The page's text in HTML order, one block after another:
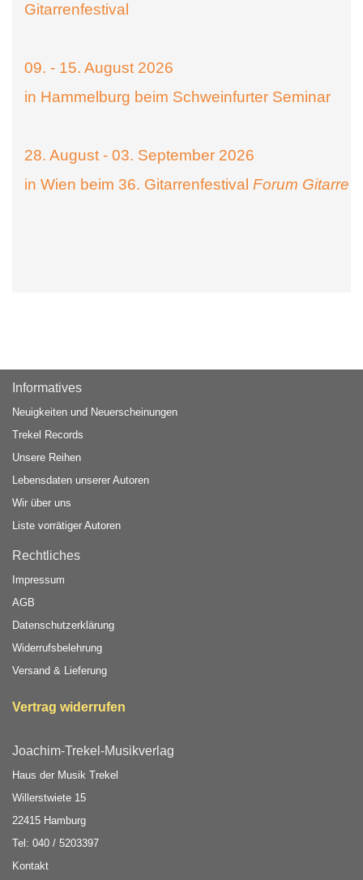
Gitarrenfestival
09. - 15. August 2026
in Hammelburg beim Schweinfurter Seminar
28. August - 03. September 2026
in Wien beim 36. Gitarrenfestival Forum Gitarre
Informatives
Neuigkeiten und Neuerscheinungen
Trekel Records
Unsere Reihen
Lebensdaten unserer Autoren
Wir über uns
Liste vorrätiger Autoren
Rechtliches
Impressum
AGB
Datenschutzerklärung
Widerrufsbelehrung
Versand & Lieferung
Vertrag widerrufen
Joachim-Trekel-Musikverlag
Haus der Musik Trekel
Willerstwiete 15
22415 Hamburg
Tel: 040 / 5203397
Kontakt